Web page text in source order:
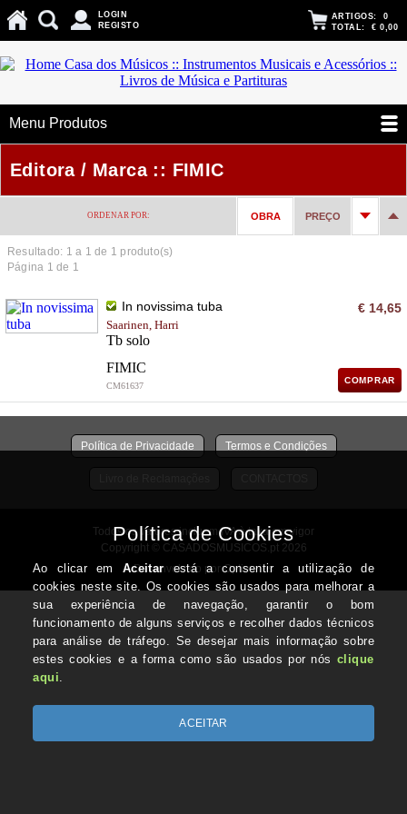
LOGIN
REGISTO
ARTIGOS: 0
TOTAL: € 0,00
Menu Produtos
Editora / Marca :: FIMIC
ORDENAR POR: OBRA PREÇO
Resultado: 1 a 1 de 1 produto(s)
Página 1 de 1
In novissima tuba
Saarinen, Harri
Tb solo
FIMIC
CM61637
€ 14,65
COMPRAR
Política de Privacidade Termos e Condições
Todos os valores incluem IVA à taxa em vigor
Copyright © CASADOSMUSICOS.pt 2026
Desenvolvido por Optimeios